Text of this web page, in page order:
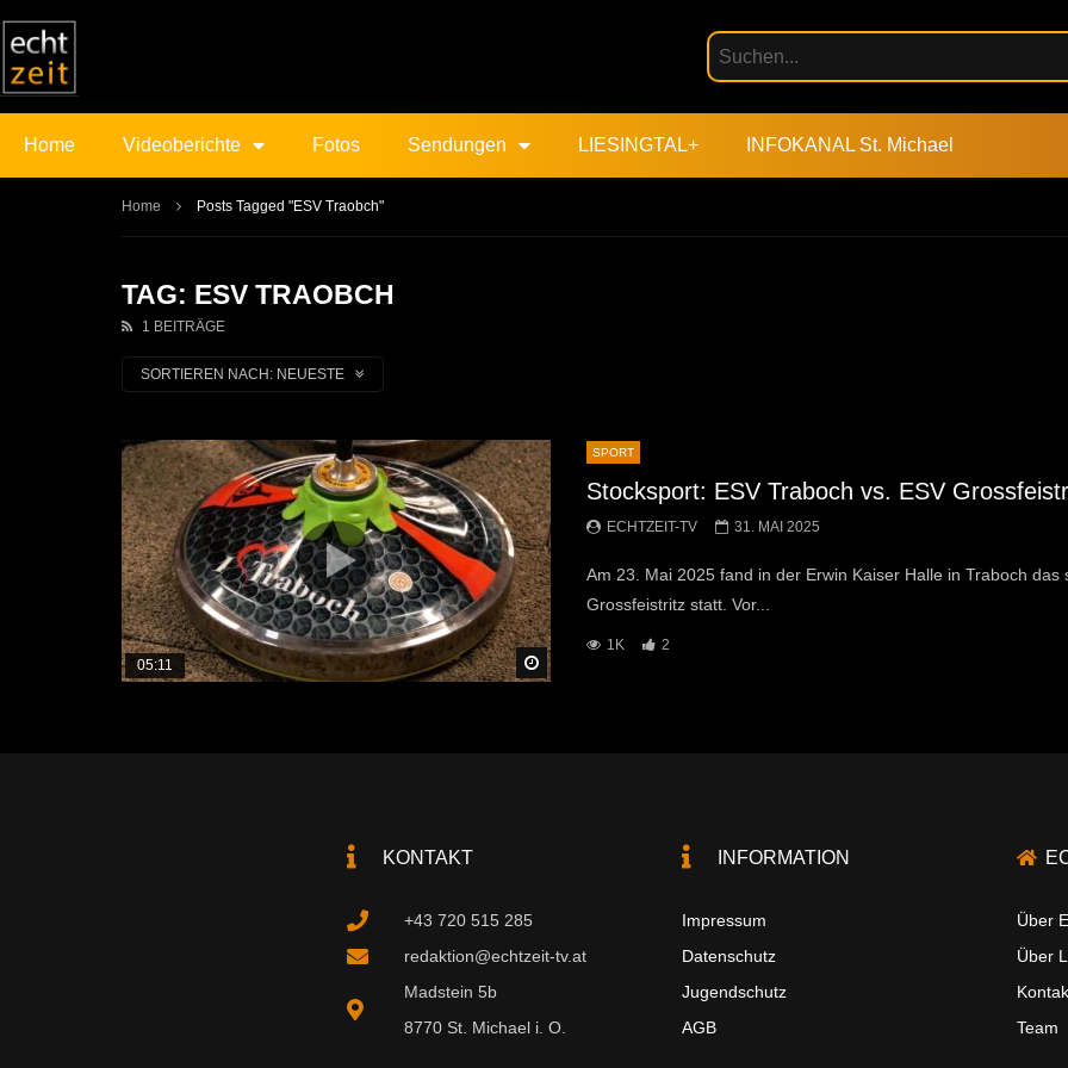
Home Videoberichte Fotos Sendungen LIESINGTAL+ INFOKANAL St. Michael
Home Posts Tagged "ESV Traobch"
TAG: ESV TRAOBCH
1 BEITRÄGE
SORTIEREN NACH: NEUESTE
Später Ansehen
05:11
SPORT
Stocksport: ESV Traboch vs. ESV
ECHTZEIT-TV 31. MAI 2025
Am 23. Mai 2025 fand in der Erwin Kaiser Halle in Traboch
Grossfeistritz statt. Vor...
1K 2
KONTAKT
+43 720 515 285
redaktion@echtzeit-tv.at
Madstein 5b
8770 St. Michael i. O.
INFORMATION
Impressum
Datenschutz
Jugendschutz
AGB
Über
Über
Team